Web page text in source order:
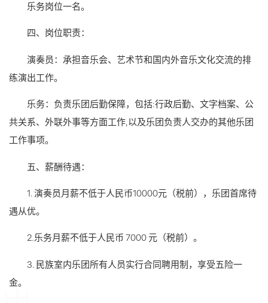
乐务岗位一名。
四、岗位职责：
演奏员：承担音乐会、艺术节和国内外音乐文化交流的排
练演出工作。
乐务：负责乐团后勤保障，包括:行政后勤、文字档案、公
共关系、外联外事等方面工作,以及乐团负责人交办的其他乐团
工作事项。
五、薪酬待遇：
1. 演奏员月薪不低于人民币10000元（税前），乐团首席待
遇从优。
2.乐务月薪不低于人民币 7000 元（税前）。
3. 民族室内乐团所有人员实行合同聘用制，享受五险一
金。